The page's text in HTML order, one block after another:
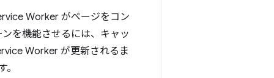
Worker がページをコン
を機能させるには、キャッ
Worker が更新されるま